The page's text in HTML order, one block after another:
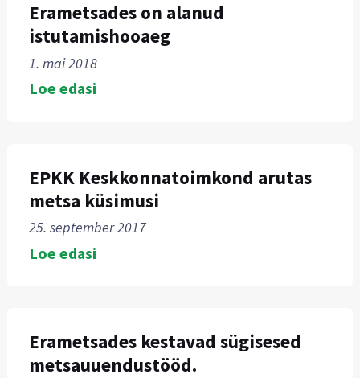
Erametsades on alanud
istutamishooaeg
1. mai 2018
Loe edasi
EPKK Keskkonnatoimkond arutas
metsa küsimusi
25. september 2017
Loe edasi
Erametsades kestavad sügisesed
metsauuendustööd.